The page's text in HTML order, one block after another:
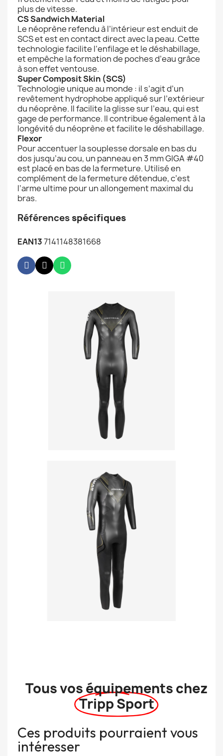
plus de vitesse.
CS Sandwich Material
Le néoprène refendu à l’intérieur est enduit de
SCS et est en contact direct avec la peau. Cette
technologie facilite l’enfilage et le déshabillage,
et empêche la formation de poches d’eau grâce
à son effet ventouse.
Super Composit Skin (SCS)
Technologie unique au monde : il s’agit d’un
revêtement hydrophobe appliqué sur l’extérieur
du néoprène. Il facilite la glisse sur l’eau, qui est
gage de performance. Il contribue également à la
longévité du néoprène et facilite le déshabillage.
Flexor
Pour accentuer la souplesse dorsale en bas du
dos jusqu’au cou, un panneau en 3 mm GIGA #40
est placé en bas de la fermeture. Utilisé en
complément de la fermeture détendue, c’est
l’arme ultime pour un allongement maximal du
bras.
Références spécifiques
EAN137141148381668
Tous vos équipements chez
Tripp Sport
Ces produits pourraient vous
intéresser